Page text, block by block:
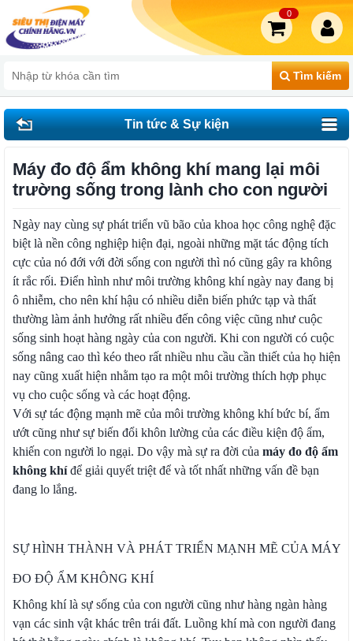
Tìm kiếm
0
Tin tức & Sự kiện
Máy đo độ ẩm không khí mang lại môi
trường sống trong lành cho con người
Ngày nay cùng sự phát triển vũ bão của khoa học công nghệ đặc
biệt là nền công nghiệp hiện đại, ngoài những mặt tác động tích
cực của nó đới với đời sống con người thì nó cũng gây ra không
ít rắc rối. Điển hình như môi trường không khí ngày nay đang bị
ô nhiễm, cho nên khí hậu có nhiều diễn biến phức tạp và thất
thường làm ảnh hưởng rất nhiều đến công việc cũng như cuộc
sống sinh hoạt hàng ngày của con người. Khi con người có cuộc
sống nâng cao thì kéo theo rất nhiều nhu cầu cần thiết của họ hiện
nay cũng xuất hiện nhằm tạo ra một môi trường thích hợp phục
vụ cho cuộc sống và các hoạt động.
Với sự tác động mạnh mẽ của môi trường không khí bức bí, ẩm
ướt cũng như sự biến đổi khôn lường của các điều kiện độ ẩm,
khiến con người lo ngại. Do vậy mà sự ra đời của máy đo độ ẩm
không khíđể giải quyết triệt để và tốt nhất những vấn đề bạn
đang lo lắng.
SỰ HÌNH THÀNH VÀ PHÁT TRIỂN MẠNH MẼ CỦA MÁY
ĐO ĐỘ ẨM KHÔNG KHÍ
Không khí là sự sống của con người cũng như hàng ngàn hàng
vạn các sinh vật khác trên trái đất. Luồng khí mà con người đang